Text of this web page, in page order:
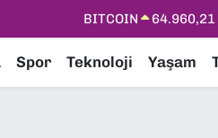
DOLAR 47,7436
STERLİN
64,4811
Spor Teknoloji Yaşam